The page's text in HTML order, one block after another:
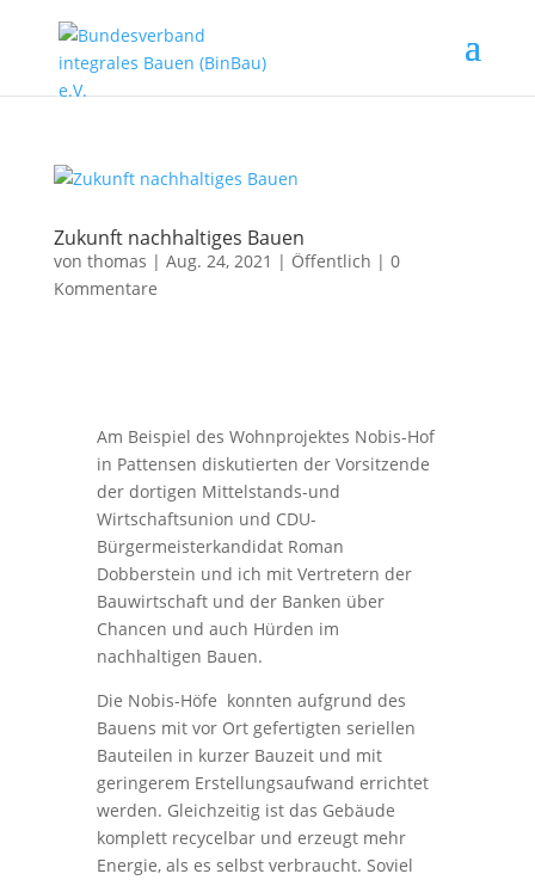
Zukunft nachhaltiges Bauen
von thomas | Aug. 24, 2021 | Öffentlich | 0
Kommentare
Am Beispiel des Wohnprojektes Nobis-Hof
in Pattensen diskutierten der Vorsitzende
der dortigen Mittelstands-und
Wirtschaftsunion und CDU­
Bürgermeisterkandidat Roman
Dobberstein und ich mit Vertretern der
Bauwirtschaft und der Banken über
Chancen und auch Hürden im
nachhaltigen Bauen.
Die Nobis-Höfe konnten aufgrund des
Bauens mit vor Ort gefertigten seriellen
Bauteilen in kurzer Bauzeit und mit
geringerem Erstellungsaufwand errichtet
werden. Gleichzeitig ist das Gebäude
komplett recycelbar und erzeugt mehr
Energie, als es selbst verbraucht. Soviel